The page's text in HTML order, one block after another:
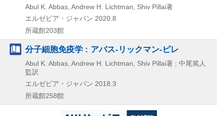
Abul K. Abbas, Andrew H. Lichtman, Shiv Pillai著
エルゼビア・ジャパン 2020.8
所蔵館203館
分子細胞免疫学 : アバス-リックマン-ピレ
Abul K. Abbas, Andrew H. Lichtman, Shiv Pillai著 ; 中尾篤人
監訳
エルゼビア・ジャパン 2018.3
所蔵館258館